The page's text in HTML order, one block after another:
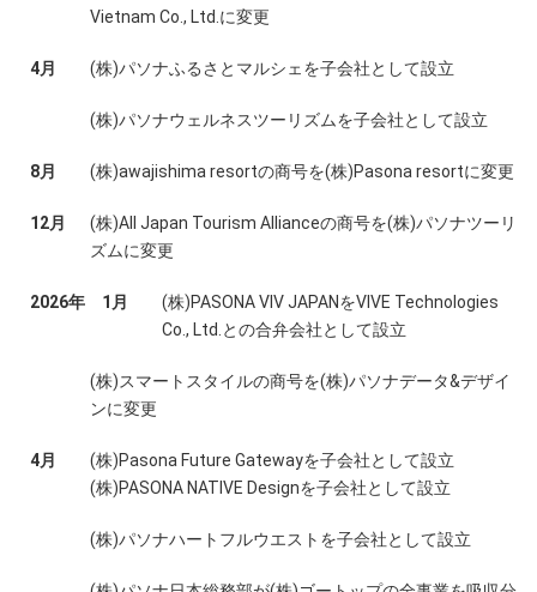
Vietnam Co., Ltd.に変更
4月 (株)パソナふるさとマルシェを子会社として設立
(株)パソナウェルネスツーリズムを子会社として設立
8月 (株)awajishima resortの商号を(株)Pasona resortに変更
12月
(株)All Japan Tourism Allianceの商号を(株)パソナツーリ
ズムに変更
2026年 1月
(株)PASONA VIV JAPANをVIVE Technologies
Co., Ltd.との合弁会社として設立
(株)スマートスタイルの商号を(株)パソナデータ&デザイ
ンに変更
4月
(株)Pasona Future Gatewayを子会社として設立
(株)PASONA NATIVE Designを子会社として設立
(株)パソナハートフルウエストを子会社として設立